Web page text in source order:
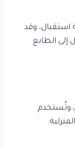
استقبال، وقد
إلى الطابع
وتُستخدم